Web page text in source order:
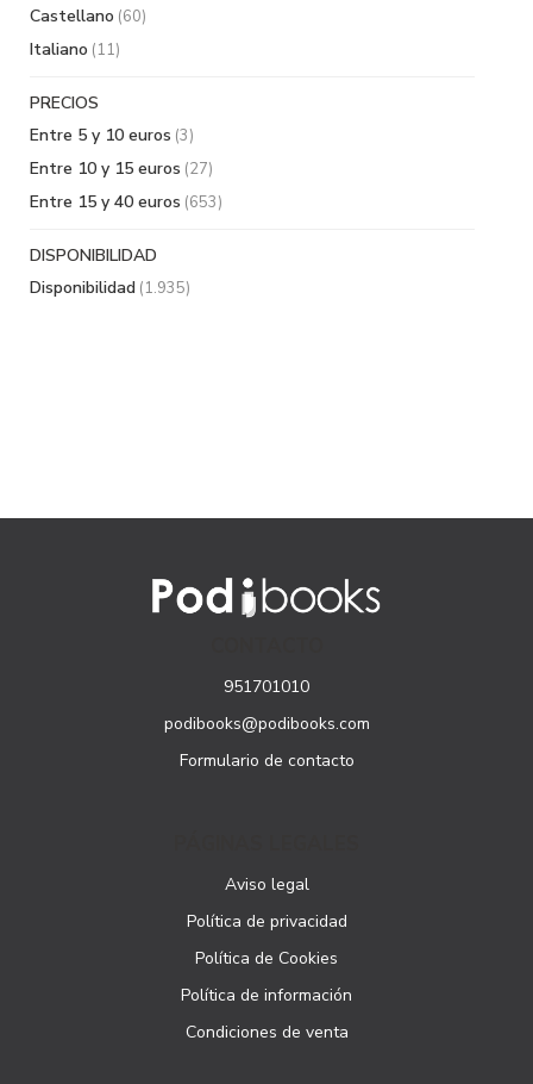
Castellano (60)
Italiano (11)
PRECIOS
Entre 5 y 10 euros (3)
Entre 10 y 15 euros (27)
Entre 15 y 40 euros (653)
DISPONIBILIDAD
Disponibilidad (1.935)
951701010
podibooks@podibooks.com
Formulario de contacto
Aviso legal
Política de privacidad
Política de Cookies
Política de información
Condiciones de venta